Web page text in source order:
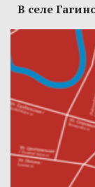
В селе